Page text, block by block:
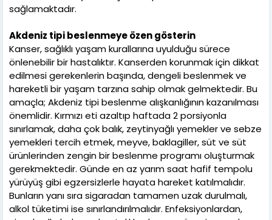
sağlamaktadır.
Akdeniz tipi beslenmeye özen gösterin
Kanser, sağlıklı yaşam kurallarına uyulduğu sürece
önlenebilir bir hastalıktır. Kanserden korunmak için dikkat
edilmesi gerekenlerin başında, dengeli beslenmek ve
hareketli bir yaşam tarzına sahip olmak gelmektedir. Bu
amaçla; Akdeniz tipi beslenme alışkanlığının kazanılması
önemlidir. Kırmızı eti azaltıp haftada 2 porsiyonla
sınırlamak, daha çok balık, zeytinyağlı yemekler ve sebze
yemekleri tercih etmek, meyve, baklagiller, süt ve süt
ürünlerinden zengin bir beslenme programı oluşturmak
gerekmektedir. Günde en az yarım saat hafif tempolu
yürüyüş gibi egzersizlerle hayata hareket katılmalıdır.
Bunların yanı sıra sigaradan tamamen uzak durulmalı,
alkol tüketimi ise sınırlandırılmalıdır. Enfeksiyonlardan,